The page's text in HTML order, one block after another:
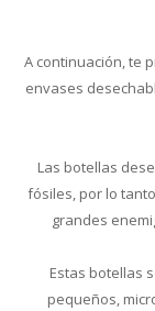
A continuación, te
envases
Las botellas
fósiles, por lo
grandes
Estas botellas
pequeños,